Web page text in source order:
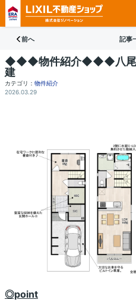
前へ 記事
◆◆◆物件紹介◆◆◆八尾
建
カテゴリ： 物件紹介
2026.03.29
◎point